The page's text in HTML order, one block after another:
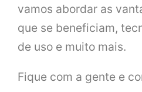
vamos abordar as
que se beneficiam,
de uso e muito mais.
Fique com a gente e